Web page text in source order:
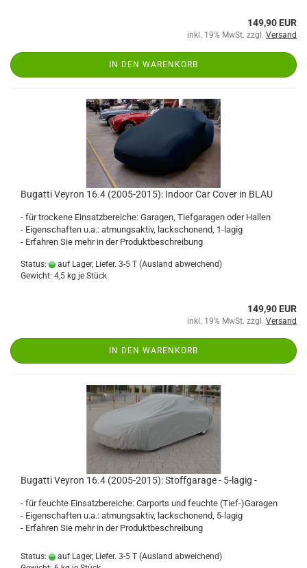
149,90 EUR
inkl. 19% MwSt. zzgl. Versand
IN DEN WARENKORB
Bugatti Veyron 16.4 (2005-2015): Indoor Car Cover in BLAU
- für trockene Einsatzbereiche: Garagen, Tiefgaragen oder Hallen
- Eigenschaften u.a.: atmungsaktiv, lackschonend, 1-lagig
- Erfahren Sie mehr in der Produktbeschreibung
Status: auf Lager, Liefer. 3-5 T (Ausland abweichend)
Gewicht: 4,5 kg je Stück
149,90 EUR
inkl. 19% MwSt. zzgl. Versand
IN DEN WARENKORB
Bugatti Veyron 16.4 (2005-2015): Stoffgarage - 5-lagig -
- für feuchte Einsatzbereiche: Carports und feuchte (Tief-)Garagen
- Eigenschaften u.a.: atmungsaktiv, lackschonend, 5-lagig
- Erfahren Sie mehr in der Produktbeschreibung
Status: auf Lager, Liefer. 3-5 T (Ausland abweichend)